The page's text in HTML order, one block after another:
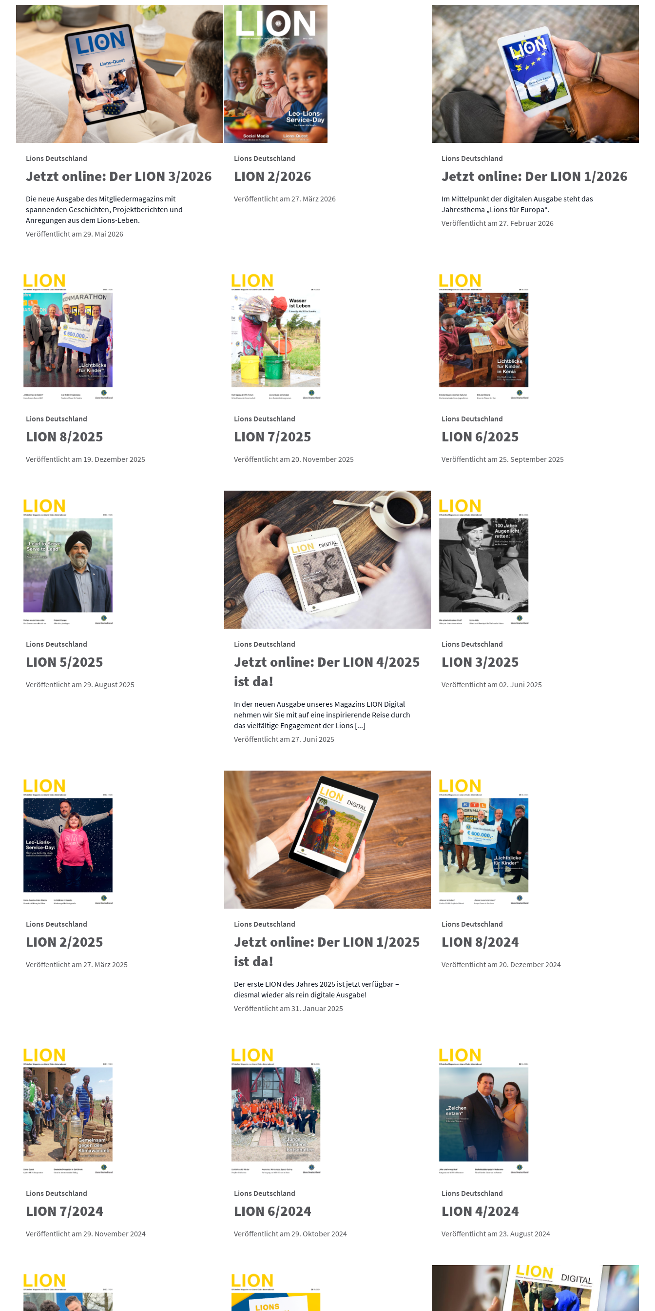
Lions Deutschland
Jetzt online: Der LION 3/2026
Die neue Ausgabe des Mitgliedermagazins mit
spannenden Geschichten, Projektberichten und
Anregungen aus dem Lions-Leben.
Veröffentlicht am 29. Mai 2026
Lions Deutschland
LION 2/2026
Veröffentlicht am 27. März 2026
Lions Deutschland
Jetzt online: Der LION 1/2026
Im Mittelpunkt der digitalen Ausgabe steht das
Jahresthema „Lions für Europa“.
Veröffentlicht am 27. Februar 2026
Lions Deutschland
LION 8/2025
Veröffentlicht am 19. Dezember 2025
Lions Deutschland
LION 7/2025
Veröffentlicht am 20. November 2025
Lions Deutschland
LION 6/2025
Veröffentlicht am 25. September 2025
Lions Deutschland
LION 5/2025
Veröffentlicht am 29. August 2025
Lions Deutschland
Jetzt online: Der LION 4/2025
ist da!
In der neuen Ausgabe unseres Magazins LION Digital
nehmen wir Sie mit auf eine inspirierende Reise durch
das vielfältige Engagement der Lions [...]
Veröffentlicht am 27. Juni 2025
Lions Deutschland
LION 3/2025
Veröffentlicht am 02. Juni 2025
Lions Deutschland
LION 2/2025
Veröffentlicht am 27. März 2025
Lions Deutschland
Jetzt online: Der LION 1/2025
ist da!
Der erste LION des Jahres 2025 ist jetzt verfügbar –
diesmal wieder als rein digitale Ausgabe!
Veröffentlicht am 31. Januar 2025
Lions Deutschland
LION 8/2024
Veröffentlicht am 20. Dezember 2024
Lions Deutschland
LION 7/2024
Veröffentlicht am 29. November 2024
Lions Deutschland
LION 6/2024
Veröffentlicht am 29. Oktober 2024
Lions Deutschland
LION 4/2024
Veröffentlicht am 23. August 2024